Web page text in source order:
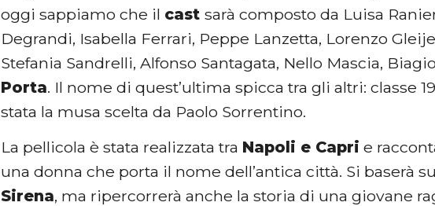
oggi sappiamo che il castsarà composto da Luisa
Degrandi, Isabella Ferrari, Peppe Lanzetta, Lorenzo
Stefania Sandrelli, Alfonso Santagata, Nello Mascia,
Porta. Il nome di quest’ultima spicca tra gli altri: classe
stata la musa scelta da Paolo Sorrentino.
La pellicola è stata realizzata tra Napoli e Capri e
una donna che porta il nome dell’antica città. Si baserà
Sirena, ma ripercorrerà anche la storia di una giovane